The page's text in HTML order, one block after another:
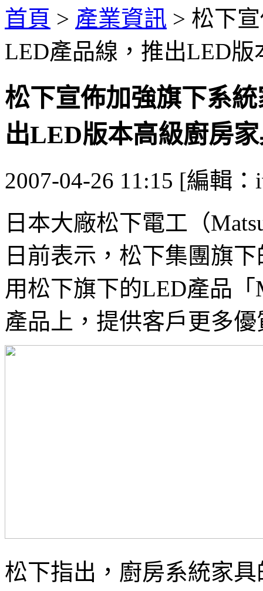
首頁 > 產業資訊 > 松下
LED產品線，推出LED版
松下宣佈加強旗下系
出LED版本高級廚房
2007-04-26 11:15 [編輯：
日本大廠松下電工（
日前表示，松下集團旗
用松下旗下的LED產品
產品上，提供客戶更多
松下指出，廚房系統家